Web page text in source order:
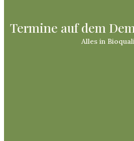
Termine auf dem
Alles in